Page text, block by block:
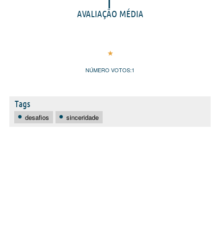
AVALIAÇÃO MÉDIA
NÚMERO VOTOS:1
Tags
desafios sinceridade